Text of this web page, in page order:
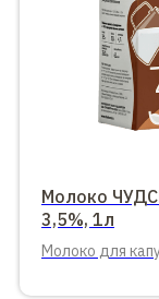
Молоко
3,5%, 1л
Молоко для